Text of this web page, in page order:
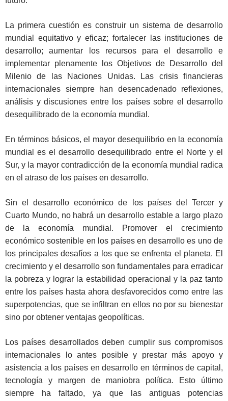
La primera cuestión es construir un sistema de desarrollo
mundial equitativo y eficaz; fortalecer las instituciones de
desarrollo; aumentar los recursos para el desarrollo e
implementar plenamente los Objetivos de Desarrollo del
Milenio de las Naciones Unidas. Las crisis financieras
internacionales siempre han desencadenado reflexiones,
análisis y discusiones entre los países sobre el desarrollo
desequilibrado de la economía mundial.
En términos básicos, el mayor desequilibrio en la economía
mundial es el desarrollo desequilibrado entre el Norte y el
Sur, y la mayor contradicción de la economía mundial radica
en el atraso de los países en desarrollo.
Sin el desarrollo económico de los países del Tercer y
Cuarto Mundo, no habrá un desarrollo estable a largo plazo
de la economía mundial. Promover el crecimiento
económico sostenible en los países en desarrollo es uno de
los principales desafíos a los que se enfrenta el planeta. El
crecimiento y el desarrollo son fundamentales para erradicar
la pobreza y lograr la estabilidad operacional y la paz tanto
entre los países hasta ahora desfavorecidos como entre las
superpotencias, que se infiltran en ellos no por su bienestar
sino por obtener ventajas geopolíticas.
Los países desarrollados deben cumplir sus compromisos
internacionales lo antes posible y prestar más apoyo y
asistencia a los países en desarrollo en términos de capital,
tecnología y margen de maniobra política. Esto último
siempre ha faltado, ya que las antiguas potencias